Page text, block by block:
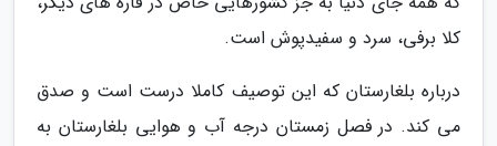
کلا برفی، سرد و سفیدپوش است.
درباره بلغارستان که این توصیف کاملا درست است و صدق
می کند. در فصل زمستان درجه آب و هوایی بلغارستان به